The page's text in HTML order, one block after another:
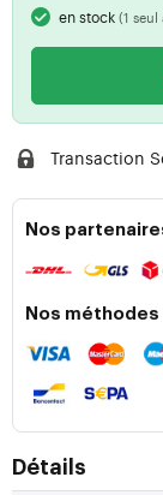
en stock(1 seul
Transaction
Nos
Nos
Détails